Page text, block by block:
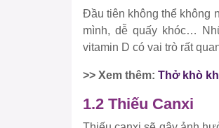
Đầu tiên không thể không
mình, dễ quấy khóc…
vitamin D có vai trò rất
>> Xem thêm: Thở khò
1.2 Thiếu Canxi